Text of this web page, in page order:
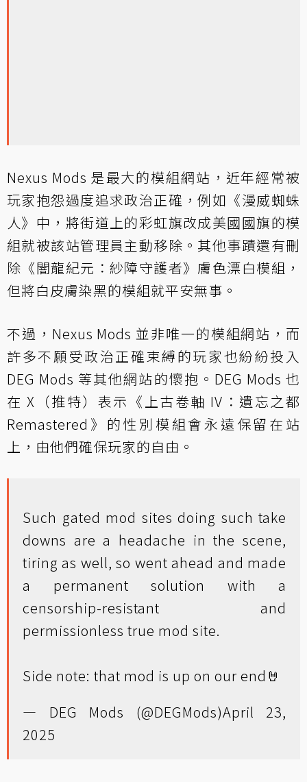
Nexus Mods 是最大的模組網站，近年經常被
玩家抱怨過度追求政治正確，例如《漫威蜘蛛
人》中，將街道上的彩虹旗改成美國國旗的模
組就被該站管理員主動移除。其他事蹟還有刪
除《闇龍紀元：紗障守護者》膚色漂白模組，
但將白皮膚染黑的模組就平安無事。
不過，Nexus Mods 並非唯一的模組網站，而
許多不願受政治正確束縛的玩家也紛紛投入
DEG Mods 等其他網站的懷抱。DEG Mods 也
在 X（推特）表示《上古卷軸 IV：遺忘之都
Remastered》的性別模組會永遠保留在站
上，由他們確保玩家的自由。
Such gated mod sites doing such take
downs are a headache in the scene,
tiring as well, so went ahead and made
a permanent solution with a
censorship-resistant and
permissionless true mod site.
Side note: that mod is up on our end🤘
— DEG Mods (@DEGMods)April 23,
2025